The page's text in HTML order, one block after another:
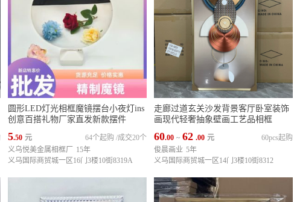
圆形LED灯光相框魔镜摆台小夜灯ins
创意百搭礼物厂家直发新款摆件
5.50 元 成交20个
64个起购 /
义乌悦美金属相框厂
15年
义乌国际商贸城一区16门3楼10街8319A
走廊过道玄关沙发背景客厅卧室装饰
画现代轻奢抽象壁画工艺品相框
60.00 ~ 62 .00 元
60pcs起购
俊晨画业 5年
义乌国际商贸城一区14门3楼10街8312